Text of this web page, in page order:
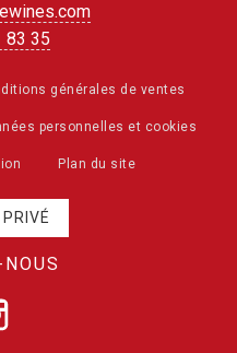
83 35
générales de ventes
personnelles et cookies
Plan du site
PRIVÉ